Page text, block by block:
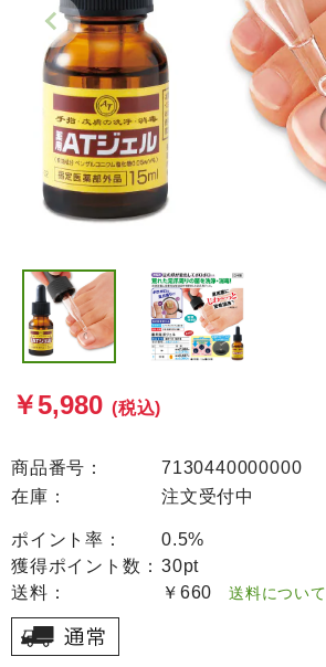
￥5,980 (税込)
商品番号：
7130440000000
在庫：
注文受付中
ポイント率：
0.5%
獲得ポイント数： 30pt
送料：
￥660 送料について